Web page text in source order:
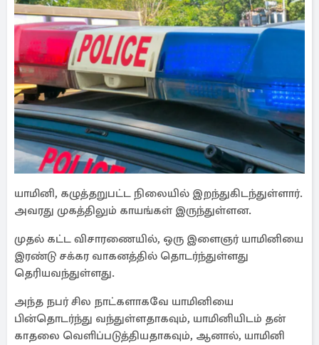
யாமினி, கழுத்தறுபட்ட நிலையில் இறந்துகிடந்துள்ளார்.
அவரது முகத்திலும் காயங்கள் இருந்துள்ளன.
முதல் கட்ட விசாரணையில், ஒரு இளைஞர் யாமினியை
இரண்டு சக்கர வாகனத்தில் தொடர்ந்துள்ளது
தெரியவந்துள்ளது.
அந்த நபர் சில நாட்களாகவே யாமினியை
பின்தொடர்ந்து வந்துள்ளதாகவும், யாமினியிடம் தன்
காதலை வெளிப்படுத்தியதாகவும், ஆனால், யாமினி